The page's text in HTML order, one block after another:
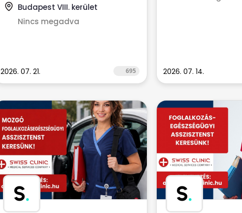
Budapest VIII. kerület
Nincs megadva
2026. 07. 21. 695 2026. 07. 14.
S. S.